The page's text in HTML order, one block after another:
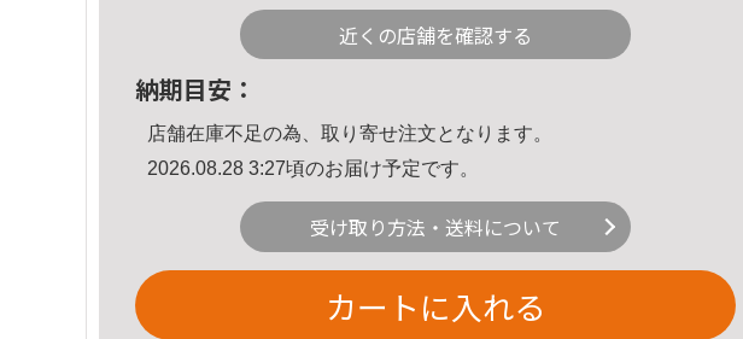
近くの店舗を確認する
納期目安：
店舗在庫不足の為、取り寄せ注文となります。
2026.08.28 3:27頃のお届け予定です。
受け取り方法・送料について
カートに入れる